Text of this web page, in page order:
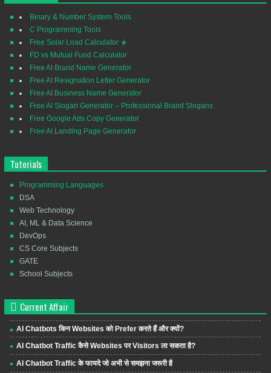
Binary & Number System Tools
C Programming Tools
Free Solar Load Calculator ☀️
FD vs Mutual Fund Calculator
Free AI Brand Name Generator
Free AI Resignation Letter Generator
Free AI Business Name Generator
Free AI Slogan Generator – Professional Brand Slogans
Free Google Ads Copy Generator
Free AI Landing Page Generator
Tutorials
Programming Languages
DSA
Web Technology
AI, ML & Data Science
DevOps
CS Core Subjects
GATE
School Subjects
Current Affair
AI Chatbots किन Websites को Prefer करते हैं और क्यों?
AI Chatbot Traffic कैसे Websites पर Visitors ला सकता है?
AI Chatbot Traffic के फायदे जो अभी से समझना जरूरी है